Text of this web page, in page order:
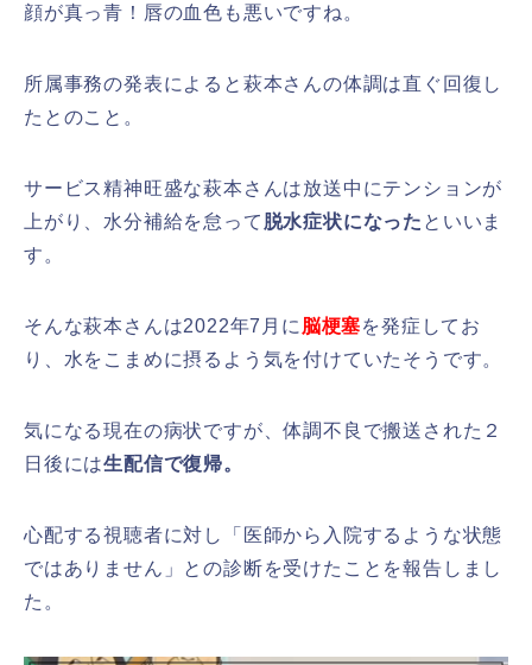
顔が真っ青！唇の血色も悪いですね。
所属事務の発表によると萩本さんの体調は直ぐ回復し
たとのこと。
サービス精神旺盛な萩本さんは放送中にテンションが
上がり、水分補給を怠って 脱水症状になった といいま
す。
そんな萩本さんは2022年7月に 脳梗塞を発症してお
り、水をこまめに摂るよう気を付けていたそうです。
気になる現在の病状ですが、体調不良で搬送された２
日後には生配信で復帰。
心配する視聴者に対し「医師から入院するような状態
ではありません」との診断を受けたことを報告しまし
た。